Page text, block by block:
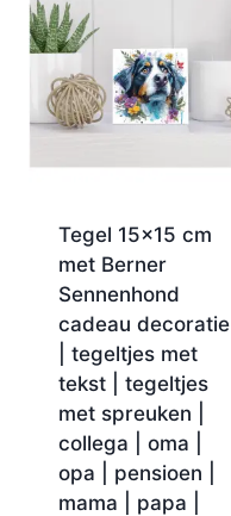
Tegel 15×15 cm
met Berner
Sennenhond
cadeau decoratie
| tegeltjes met
tekst | tegeltjes
met spreuken |
collega | oma |
opa | pensioen |
mama | papa |